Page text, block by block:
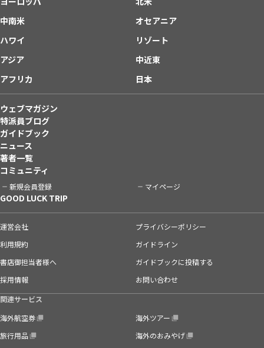
中南米
オセアニア
ハワイ
リゾート
アジア
中近東
アフリカ
日本
ウェブマガジン
特派員ブログ
ガイドブック
ニュース
著者一覧
コミュニティ
新規会員登録 マイページ
GOOD LUCK TRIP
運営会社
プライバシーポリシー
利用規約
ガイドライン
書店御担当者様へ
ガイドブックに投稿する
採用情報
お問い合わせ
関連サービス
海外航空券
海外ツアー
旅行用品
海外のおみやげ